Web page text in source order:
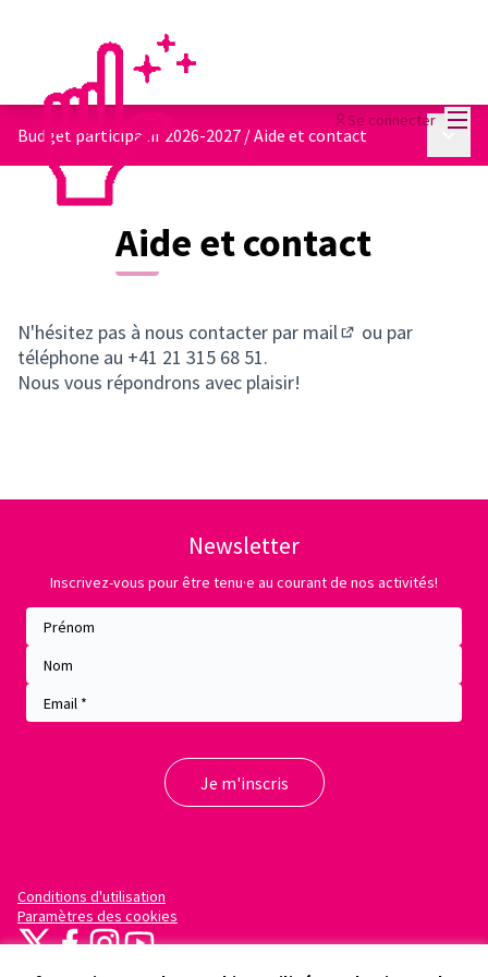
Se connecter
Budget participatif 2026-2027 /Aide et contact
Aide et contact
N'hésitez pas à nous contacter par mail
(S'ouvre dans un
ou par
téléphone au +41 21 315 68 51.
Nous vous répondrons avec plaisir!
Newsletter
Inscrivez-vous pour être tenu·e au courant de nos activités!
Conditions d'utilisation
Paramètres des cookies
X
FacebookInstagram
YouTube